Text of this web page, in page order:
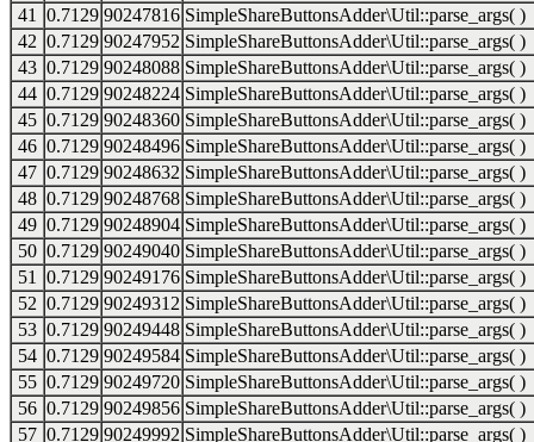
41
0.7129 90247816 SimpleShareButtonsAdder\Util::parse_args( )
42 0.7129 90247952 SimpleShareButtonsAdder\Util::parse_args( )
43 0.7129 90248088 SimpleShareButtonsAdder\Util::parse_args( )
44 0.7129 90248224 SimpleShareButtonsAdder\Util::parse_args( )
45 0.7129 90248360 SimpleShareButtonsAdder\Util::parse_args( )
46 0.7129 90248496 SimpleShareButtonsAdder\Util::parse_args( )
47 0.7129 90248632 SimpleShareButtonsAdder\Util::parse_args( )
48 0.7129 90248768 SimpleShareButtonsAdder\Util::parse_args( )
49 0.7129 90248904 SimpleShareButtonsAdder\Util::parse_args( )
50 0.7129 90249040 SimpleShareButtonsAdder\Util::parse_args( )
51
0.7129 90249176 SimpleShareButtonsAdder\Util::parse_args( )
52 0.7129 90249312 SimpleShareButtonsAdder\Util::parse_args( )
53 0.7129 90249448 SimpleShareButtonsAdder\Util::parse_args( )
54 0.7129 90249584 SimpleShareButtonsAdder\Util::parse_args( )
55 0.7129 90249720 SimpleShareButtonsAdder\Util::parse_args( )
56 0.7129 90249856 SimpleShareButtonsAdder\Util::parse_args( )
57 0.7129 90249992 SimpleShareButtonsAdder\Util::parse_args( )